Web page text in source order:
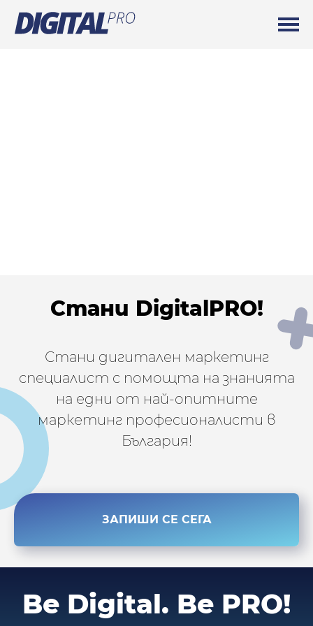
Стани DigitalPRO!
Стани дигитален маркетинг
специалист с помощта на знанията
на едни от най-опитните
маркетинг професионалисти в
България!
ЗАПИШИ СЕ СЕГА
Be Digital. Be PRO!